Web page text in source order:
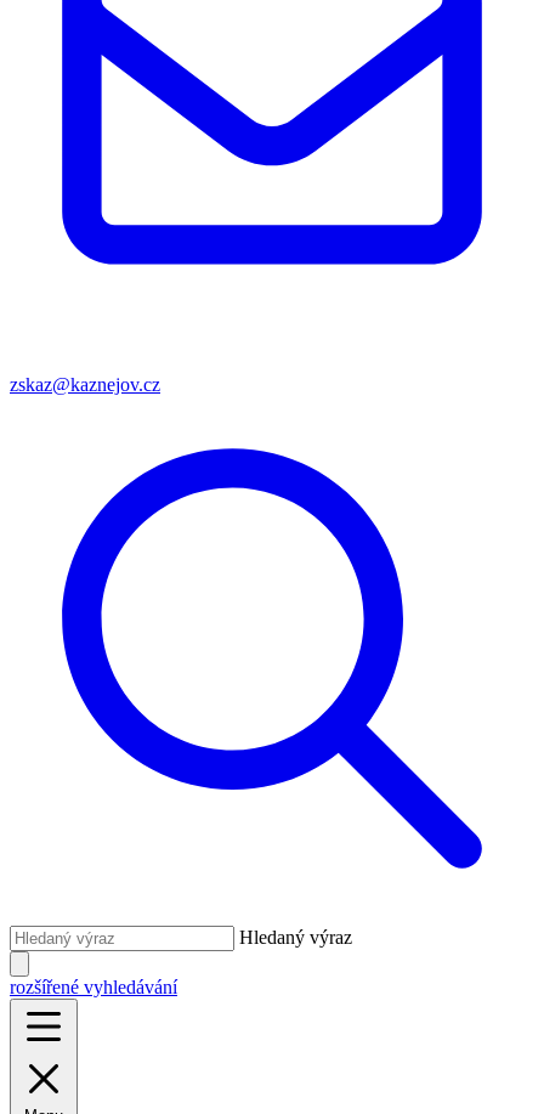
zskaz@kaznejov.cz
Hledaný výraz
rozšířené vyhledávání